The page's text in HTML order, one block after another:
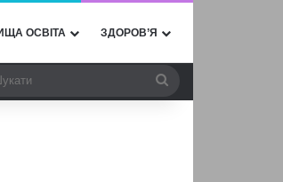
ОСВІТА ЗДОРОВ’Я
стаття
skin